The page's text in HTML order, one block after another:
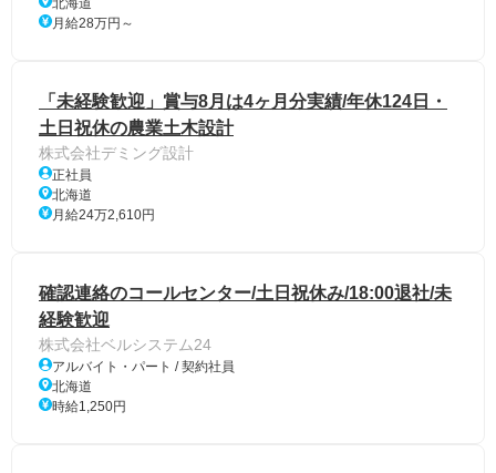
北海道
月給28万円～
「未経験歓迎」賞与8月は4ヶ月分実績/年休124日・
土日祝休の農業土木設計
株式会社デミング設計
正社員
北海道
月給24万2,610円
確認連絡のコールセンター/土日祝休み/18:00退社/未
経験歓迎
株式会社ベルシステム24
アルバイト・パート / 契約社員
北海道
時給1,250円